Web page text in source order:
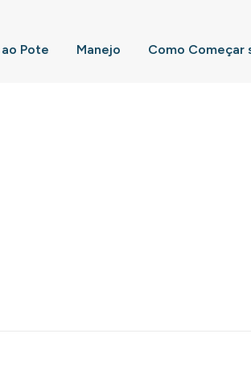
Pote Manejo Como Começar